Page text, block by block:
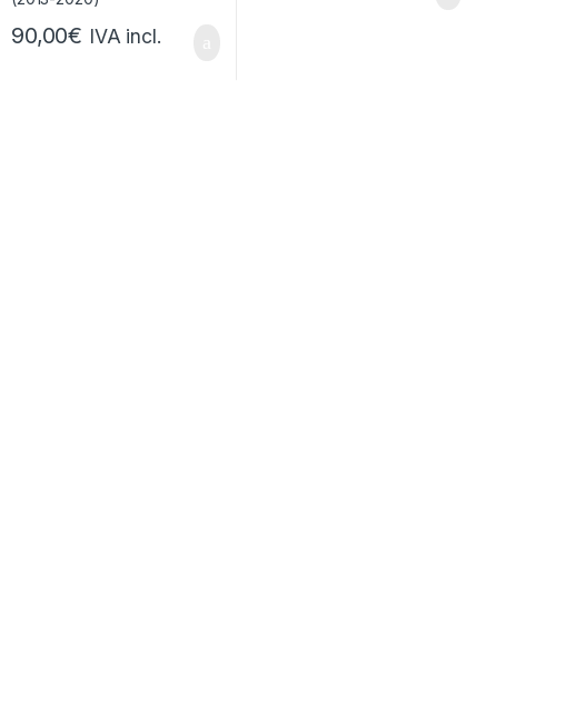
90,00€ IVA incl.